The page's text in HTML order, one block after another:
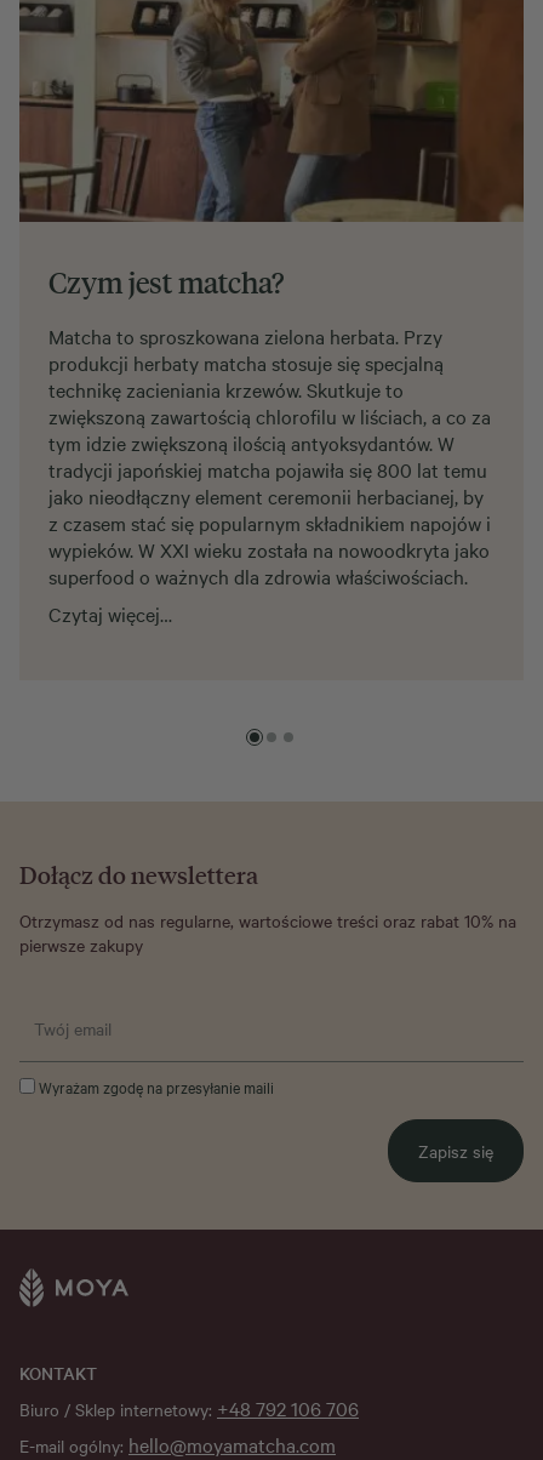
Czym jest matcha?
Matcha to sproszkowana zielona herbata. Przy
produkcji herbaty matcha stosuje się specjalną
technikę zacieniania krzewów. Skutkuje to
zwiększoną zawartością chlorofilu w liściach, a co za
tym idzie zwiększoną ilością antyoksydantów. W
tradycji japońskiej matcha pojawiła się 800 lat temu
jako nieodłączny element ceremonii herbacianej, by
z czasem stać się popularnym składnikiem napojów i
wypieków. W XXI wieku została na nowoodkryta jako
superfood o ważnych dla zdrowia właściwościach.
Czytaj więcej…
Dołącz do newslettera
Otrzymasz od nas regularne, wartościowe treści oraz rabat 10% na
pierwsze zakupy
Wyrażam zgodę na przesyłanie maili
Zapisz się
KONTAKT
Biuro / Sklep internetowy: +48 792 106 706
E-mail ogólny: hello@moyamatcha.com